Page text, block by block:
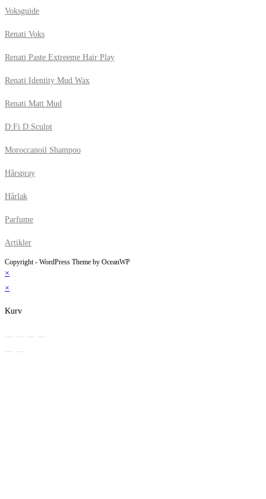
Voksguide
Renati Voks
Renati Paste Extreeme Hair Play
Renati Identity Mud Wax
Renati Matt Mud
D:Fi D:Sculpt
Moroccanoil Shampoo
Hårspray
Hårlak
Parfume
Artikler
Copyright - WordPress Theme by OceanWP
×
×
Kurv